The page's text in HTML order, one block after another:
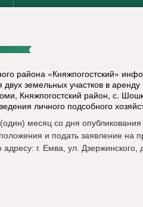
района «Княжпогостский»
двух земельных участков в
Княжпогостский район, с.
личного подсобного
месяц со дня
и подать заявление на
г. Емва, ул. Дзержинского,